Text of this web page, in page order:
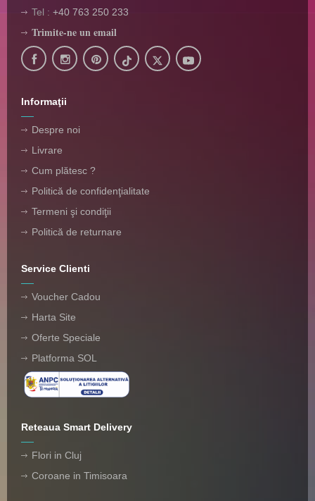
Tel : +40 763 250 233
Trimite-ne un email
Informaţii
Despre noi
Livrare
Cum plătesc ?
Politică de confidenţialitate
Termeni şi condiţii
Politică de returnare
Service Clienti
Voucher Cadou
Harta Site
Oferte Speciale
Platforma SOL
Reteaua Smart Delivery
Flori in Cluj
Coroane in Timisoara